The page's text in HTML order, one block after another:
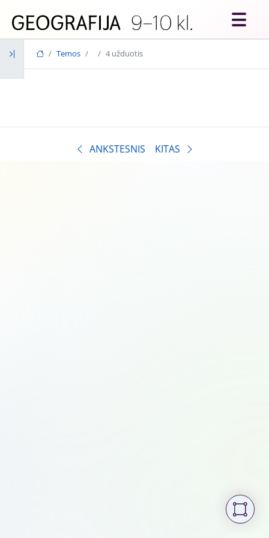
Temos 4 užduotis
ANKSTESNIS KITAS